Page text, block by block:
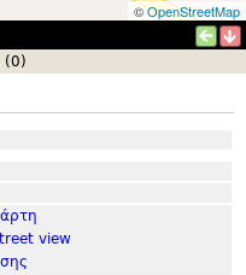
©OpenStreetMap
(0)
view